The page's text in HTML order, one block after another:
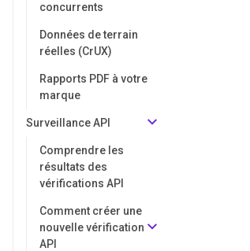
concurrents
Données de terrain
réelles (CrUX)
Rapports PDF à votre
marque
Surveillance API
Comprendre les
résultats des
vérifications API
Comment créer une
nouvelle vérification
API